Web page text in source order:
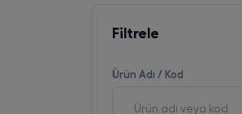
Filtrele
Ürün Adı / Kod